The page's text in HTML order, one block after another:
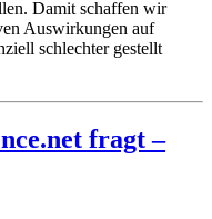
Damit schaffen wir
Auswirkungen auf
schlechter gestellt
fragt –